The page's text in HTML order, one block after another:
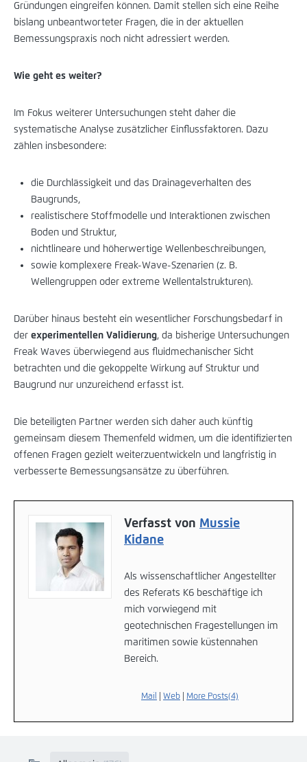
Gründungen eingreifen können. Damit stellen sich eine Reihe
bislang unbeantworteter Fragen, die in der aktuellen
Bemessungspraxis noch nicht adressiert werden.
Wie geht es weiter?
Im Fokus weiterer Untersuchungen steht daher die
systematische Analyse zusätzlicher Einflussfaktoren. Dazu
zählen insbesondere:
die Durchlässigkeit und das Drainageverhalten des
Baugrunds,
realistischere Stoffmodelle und Interaktionen zwischen
Boden und Struktur,
nichtlineare und höherwertige Wellenbeschreibungen,
sowie komplexere Freak-Wave-Szenarien (z. B.
Wellengruppen oder extreme Wellentalstrukturen).
Darüber hinaus besteht ein wesentlicher Forschungsbedarf in
der experimentellen Validierung, da bisherige Untersuchungen
Freak Waves überwiegend aus fluidmechanischer Sicht
betrachten und die gekoppelte Wirkung auf Struktur und
Baugrund nur unzureichend erfasst ist.
Die beteiligten Partner werden sich daher auch künftig
gemeinsam diesem Themenfeld widmen, um die identifizierten
offenen Fragen gezielt weiterzuentwickeln und langfristig in
verbesserte Bemessungsansätze zu überführen.
Verfasst von Mussie
Kidane
Als wissenschaftlicher Angestellter
des Referats K6 beschäftige ich
mich vorwiegend mit
geotechnischen Fragestellungen im
maritimen sowie küstennahen
Bereich.
Mail Web More Posts(4)